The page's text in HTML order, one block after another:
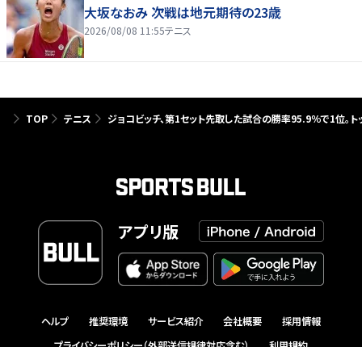
大坂なおみ 次戦は地元期待の23歳
2026/08/08 11:55テニス
TOP テニス ジョコビッチ、第1セット先取した試合の勝率95.9％で1位。
アプリ版
ヘルプ 推奨環境 サービス紹介 会社概要
採用情報